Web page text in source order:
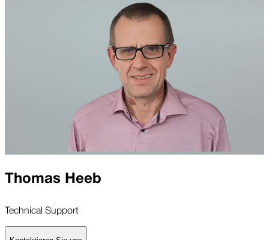
Thomas Heeb
Technical Support